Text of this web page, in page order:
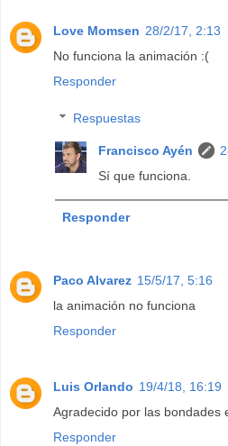
Love Momsen 28/2/17, 2:13
No funciona la animación :(
Responder
Respuestas
Francisco Ayén
Sí que funciona.
Responder
Paco Alvarez 15/5/17, 5:16
la animación no funciona
Responder
Luis Orlando 19/4/18, 16:19
Agradecido por las bondades
Responder